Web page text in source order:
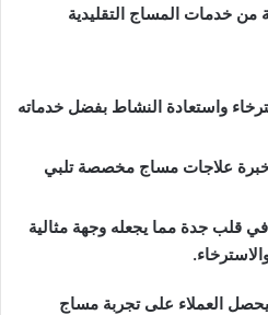
خدمات المساج التقليدية
واستعادة النشاط بفضل خدماته
علاجات مساج مخصصة تلبي
قلب جدة مما يجعله وجهة مثالية
العملاء على تجربة مساج